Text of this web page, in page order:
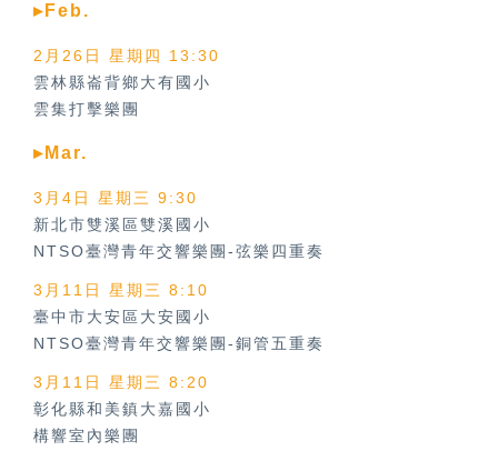
▸Feb.
2月26日 星期四 13:30
雲林縣崙背鄉大有國小
雲集打擊樂團
▸Mar.
3月4日 星期三 9:30
新北市雙溪區雙溪國小
NTSO臺灣青年交響樂團-弦樂四重奏
3月11日 星期三 8:10
臺中市大安區大安國小
NTSO臺灣青年交響樂團-銅管五重奏
3月11日 星期三 8:20
彰化縣和美鎮大嘉國小
構響室內樂團